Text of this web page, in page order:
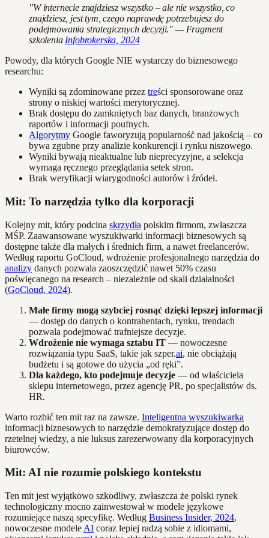
"W internecie znajdziesz wszystko – ale nie wszystko, co
znajdziesz, jest tym, czego naprawdę potrzebujesz do
podejmowania strategicznych decyzji." — Fragment
szkolenia Infobrokerska, 2024
Powody, dla których Google NIE wystarczy do biznesowego
researchu:
Wyniki są zdominowane przez treści sponsorowane oraz
strony o niskiej wartości merytorycznej.
Brak dostępu do zamkniętych baz danych, branżowych
raportów i informacji poufnych.
Algorytmy Google faworyzują popularność nad jakością – co
bywa zgubne przy analizie konkurencji i rynku niszowego.
Wyniki bywają nieaktualne lub nieprecyzyjne, a selekcja
wymaga ręcznego przeglądania setek stron.
Brak weryfikacji wiarygodności autorów i źródeł.
Mit: To narzędzia tylko dla korporacji
Kolejny mit, który podcina skrzydła polskim firmom, zwłaszcza
MŚP. Zaawansowane wyszukiwarki informacji biznesowych są
dostępne także dla małych i średnich firm, a nawet freelancerów.
Według raportu GoCloud, wdrożenie profesjonalnego narzędzia do
analizy danych pozwala zaoszczędzić nawet 50% czasu
poświęcanego na research – niezależnie od skali działalności
(GoCloud, 2024).
Małe firmy mogą szybciej rosnąć dzięki lepszej informacji
— dostęp do danych o kontrahentach, rynku, trendach
pozwala podejmować trafniejsze decyzje.
Wdrożenie nie wymaga sztabu IT — nowoczesne
rozwiązania typu SaaS, takie jak szper.ai, nie obciążają
budżetu i są gotowe do użycia „od ręki”.
Dla każdego, kto podejmuje decyzje — od właściciela
sklepu internetowego, przez agencję PR, po specjalistów ds.
HR.
Warto rozbić ten mit raz na zawsze. Inteligentna wyszukiwarka
informacji biznesowych to narzędzie demokratyzujące dostęp do
rzetelnej wiedzy, a nie luksus zarezerwowany dla korporacyjnych
biurowców.
Mit: AI nie rozumie polskiego kontekstu
Ten mit jest wyjątkowo szkodliwy, zwłaszcza że polski rynek
technologiczny mocno zainwestował w modele językowe
rozumiejące naszą specyfikę. Według Business Insider, 2024,
nowoczesne modele AI coraz lepiej radzą sobie z idiomami,